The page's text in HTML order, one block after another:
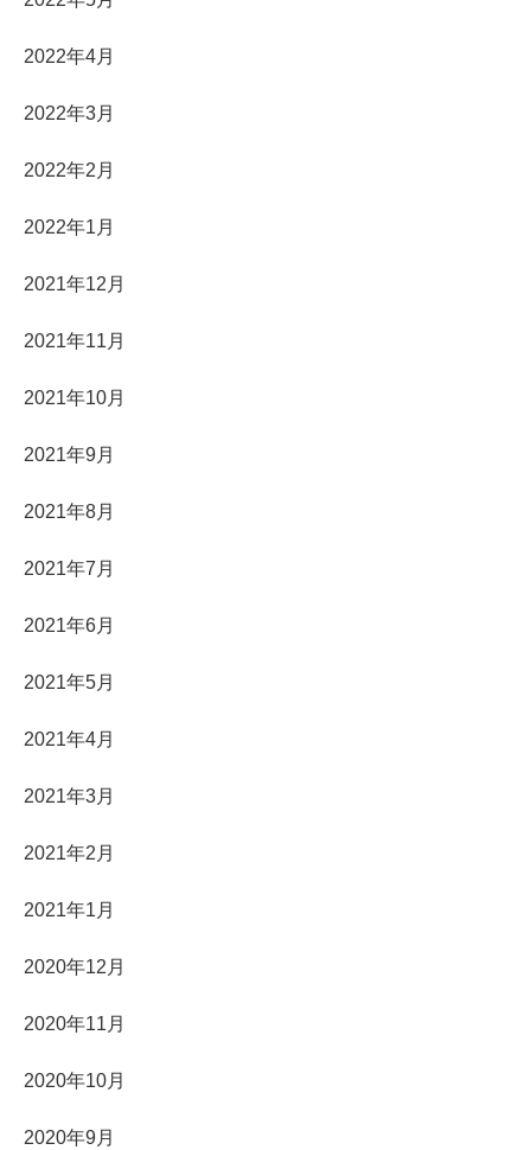
2022年4月
2022年3月
2022年2月
2022年1月
2021年12月
2021年11月
2021年10月
2021年9月
2021年8月
2021年7月
2021年6月
2021年5月
2021年4月
2021年3月
2021年2月
2021年1月
2020年12月
2020年11月
2020年10月
2020年9月